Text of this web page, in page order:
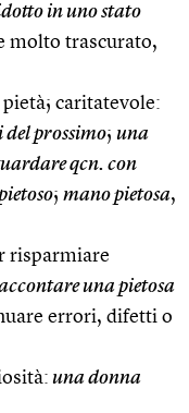
in uno stato
molto trascurato,
caritatevole:
prossimo; una
qcn. con
; mano pietosa,
risparmiare
una pietosa
errori, difetti o
una donna